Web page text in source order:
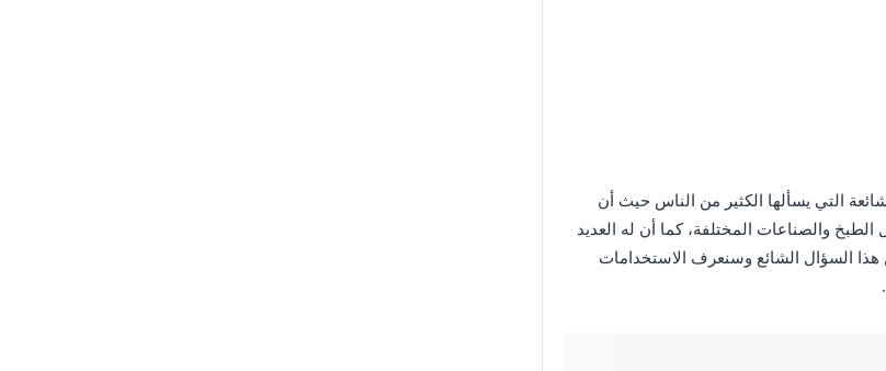
التي يسألها الكثير من الناس حيث أن
والصناعات المختلفة، كما أن له العديد
السؤال الشائع وسنعرف الاستخدامات